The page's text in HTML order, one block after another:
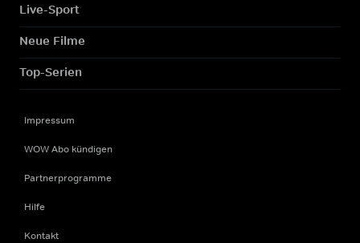
Live-Sport
Neue Filme
Top-Serien
Impressum
WOW Abo kündigen
Partnerprogramme
Hilfe
Kontakt